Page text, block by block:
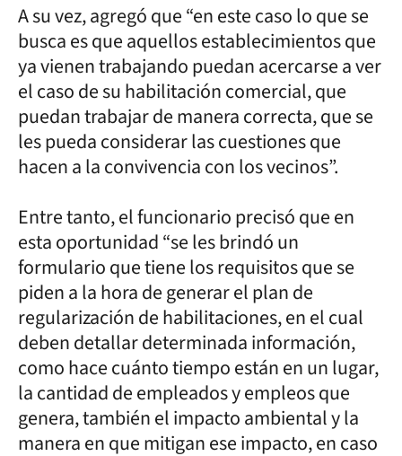
A su vez, agregó que “en este caso lo que se
busca es que aquellos establecimientos que
ya vienen trabajando puedan acercarse a ver
el caso de su habilitación comercial, que
puedan trabajar de manera correcta, que se
les pueda considerar las cuestiones que
hacen a la convivencia con los vecinos”.
Entre tanto, el funcionario precisó que en
esta oportunidad “se les brindó un
formulario que tiene los requisitos que se
piden a la hora de generar el plan de
regularización de habilitaciones, en el cual
deben detallar determinada información,
como hace cuánto tiempo están en un lugar,
la cantidad de empleados y empleos que
genera, también el impacto ambiental y la
manera en que mitigan ese impacto, en caso